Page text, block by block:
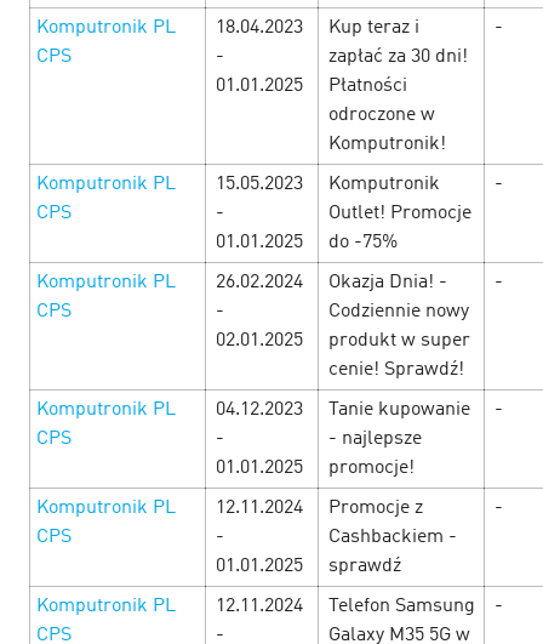
Man’s week — Неделя исполнения
мужских желаний!26 February’25
Путь к сердцу мужчины лежит через прибыльные
офферы! Поэтому всю неделю, с 21 по 28 февраля, вас
ждут офферы, с повышенными ставками, акции,
промокоды и другие специальные бонусы от
LEARN MORE
Komputronik PL
CPS
18.04.2023
-
01.01.2025
Kup teraz i
zapłać za 30 dni!
Płatności
odroczone w
Komputronik!
-
Komputronik PL
CPS
15.05.2023
-
01.01.2025
Komputronik
Outlet! Promocje
do -75%
-
Komputronik PL
CPS
26.02.2024
-
02.01.2025
Okazja Dnia! -
Codziennie nowy
produkt w super
cenie! Sprawdź!
-
Komputronik PL
CPS
04.12.2023
-
01.01.2025
Tanie kupowanie
- najlepsze
promocje!
-
Komputronik PL
CPS
12.11.2024
-
01.01.2025
Promocje z
Cashbackiem -
sprawdź
-
Komputronik PL
CPS
12.11.2024
-
Telefon Samsung
Galaxy M35 5G w
-